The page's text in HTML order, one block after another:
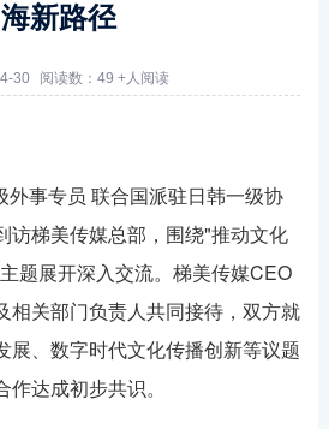
新路径
30 阅读数：49 +人阅读
外事专员 联合国派驻日韩一级协
访梯美传媒总部，围绕"推动文化
题展开深入交流。梯美传媒CEO
相关部门负责人共同接待，双方就
展、数字时代文化传播创新等议题
达成初步共识。